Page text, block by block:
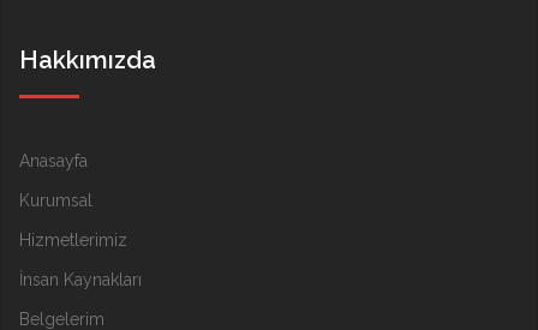
Hakkımızda
Anasayfa
Kurumsal
Hizmetlerimiz
İnsan Kaynakları
Belgelerim